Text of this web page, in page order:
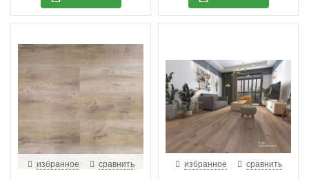
избранное сравнить избранное сравнить